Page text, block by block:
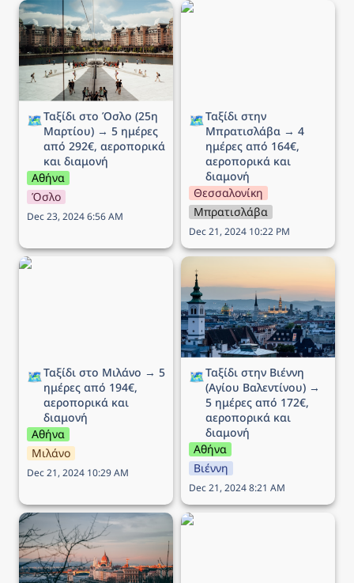
Ταξίδι στο Όσλο (25η
Μαρτίου) → 5 ημέρες
από 292€, αεροπορικά
και διαμονή
🗺️Ταξίδι στο Όσλο (25η
Μαρτίου) → 5 ημέρες
από 292€, αεροπορικά
και διαμονή
Αθήνα
Όσλο
Dec 23, 2024 6:56 AM
Ταξίδι στην Μπρατισλάβα
🗺️Ταξίδι στην
Μπρατισλάβα → 4
ημέρες από 164€,
αεροπορικά και
διαμονή
Θεσσαλονίκη
Μπρατισλάβα
Dec 21, 2024 10:22 PM
Ταξίδι στο Μιλάνο → 5
🗺️Ταξίδι στο Μιλάνο → 5
ημέρες από 194€,
αεροπορικά και
διαμονή
Αθήνα
Μιλάνο
Dec 21, 2024 10:29 AM
Ταξίδι στην Βιέννη (Αγίου
Βαλεντίνου) → 5 ημέρες
από 172€, αεροπορικά
και διαμονή
🗺️Ταξίδι στην Βιέννη
(Αγίου Βαλεντίνου) →
5 ημέρες από 172€,
αεροπορικά και
διαμονή
Αθήνα
Βιέννη
Dec 21, 2024 8:21 AM
Ταξίδι στην Βουδαπέστη
→ 4 ημέρες (ΠΣΚ) από
102€, αεροπορικά και
διαμονή
Ταξίδι στην Νάπολη → 5